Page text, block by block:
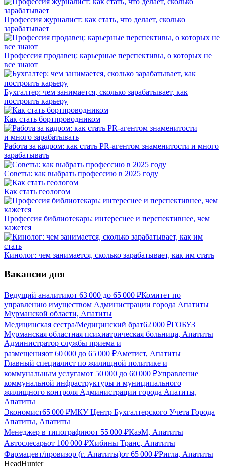
Профессия журналист: как стать, что делает, сколько
зарабатывает
Профессия продавец: карьерные перспективы, о которых не
все знают
Бухгалтер: чем занимается, сколько зарабатывает, как
построить карьеру
Как стать бортпроводником
Работа за кадром: как стать PR-агентом знаменитости и много
зарабатывать
Советы: как выбрать профессию в 2025 году
Как стать геологом
Профессия библиотекарь: интереснее и перспективнее, чем
кажется
Кинолог: чем занимается, сколько зарабатывает, как им стать
Вакансии дня
Ведущий аналитикот 63 000 до 65 000 ₽Комитет по
управлению имуществом Администрации города Апатиты
Мурманской области, Апатиты
Медицинская сестра/Медицинский брат62 000 ₽ГОБУЗ
Мурманская областная психиатрическая больница, Апатиты
Администратор службы приема и
размещенияот 60 000 до 65 000 ₽Аметист, Апатиты
Главный специалист по жилищной политике и
коммунальным услугамот 50 000 до 60 000 ₽Управление
коммунальной инфраструктуры и муниципального
жилищного контроля Администрации города Апатиты,
Апатиты
Экономист65 000 ₽МКУ Центр Бухгалтерского Учета Города
Апатиты, Апатиты
Менеджер в типографиюот 55 000 ₽КаэМ, Апатиты
Автослесарьот 100 000 ₽Хибины Транс, Апатиты
Фармацевт/провизор (г. Апатиты)от 65 000 ₽Ригла, Апатиты
HeadHunter